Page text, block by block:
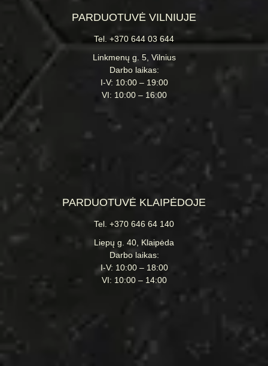
PARDUOTUVĖ VILNIUJE
Tel. +370 644 03 644
Linkmenų g. 5, Vilnius
Darbo laikas:
I-V: 10:00 – 19:00
VI: 10:00 – 16:00
PARDUOTUVĖ KLAIPĖDOJE
Tel. +370 646 64 140
Liepų g. 40, Klaipėda
Darbo laikas:
I-V: 10:00 – 18:00
VI: 10:00 – 14:00